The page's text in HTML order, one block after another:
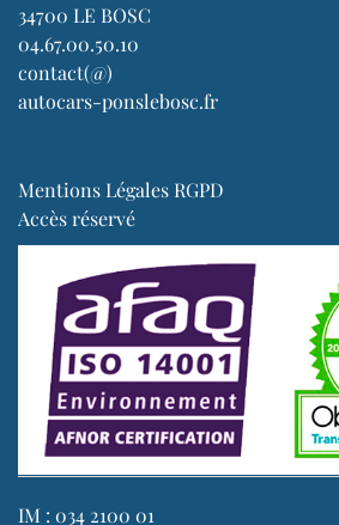
34700 LE BOSC
04.67.00.50.10
contact(@)
autocars-ponslebosc.fr
Mentions Légales RGPD
Accès réservé
IM : 034 2100 01